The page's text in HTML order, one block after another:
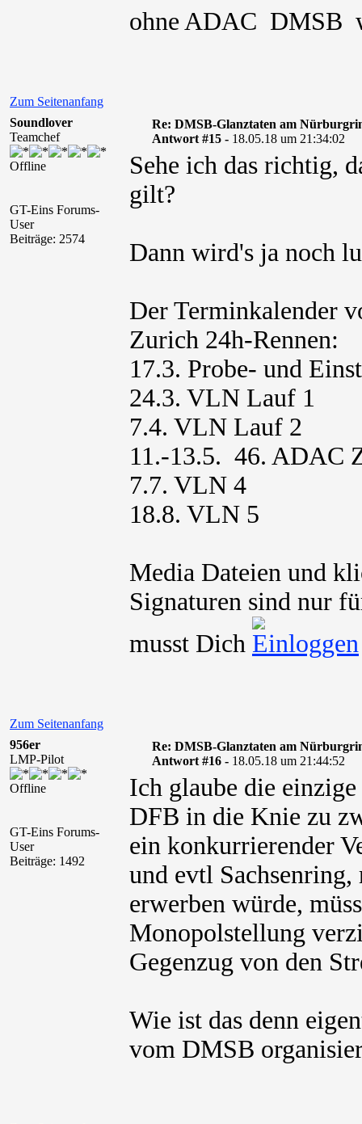
ohne ADAC DMSB
Zum Seitenanfang
Soundlover
Teamchef
Offline
GT-Eins Forums-
User
Beiträge: 2574
Re: DMSB-Glanztaten am
Antwort #15 - 18.05.18 um 21:34:02
Sehe ich das richtig,
gilt?
Dann wird's ja noch
Der Terminkalender
Zurich 24h-Rennen:
17.3. Probe- und
24.3. VLN Lauf 1
7.4. VLN Lauf 2
11.-13.5. 46. ADAC
7.7. VLN 4
18.8. VLN 5
Media Dateien und
Signaturen sind nur
musst Dich
Zum Seitenanfang
956er
LMP-Pilot
Offline
GT-Eins Forums-
User
Beiträge: 1492
Re: DMSB-Glanztaten am
Antwort #16 - 18.05.18 um 21:44:52
Ich glaube die
DFB in die Knie zu
ein konkurrierender
und evtl
erwerben würde,
Monopolstellung
Gegenzug von den
Wie ist das denn
vom DMSB